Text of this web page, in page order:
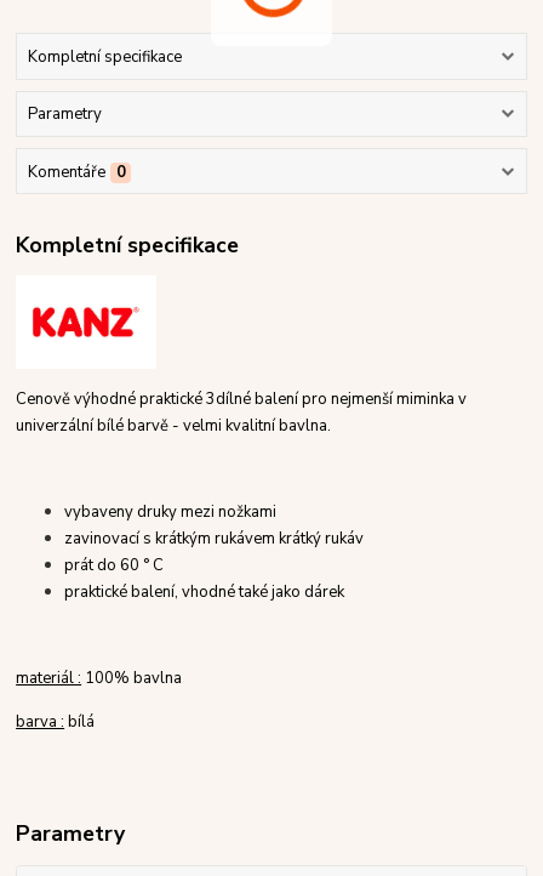
Kompletní specifikace
Parametry
Komentáře 0
Kompletní specifikace
Cenově výhodné praktické 3dílné balení pro nejmenší miminka v
univerzální bílé barvě - velmi kvalitní bavlna.
vybaveny druky mezi nožkami
zavinovací s krátkým rukávem krátký rukáv
prát do 60 ° C
praktické balení, vhodné také jako dárek
materiál : 100% bavlna
barva : bílá
Parametry